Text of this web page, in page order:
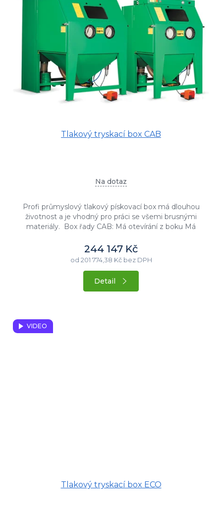
Tlakový tryskací box CAB
Na dotaz
Profi průmyslový tlakový pískovací box má dlouhou
životnost a je vhodný pro práci se všemi brusnými
materiály. Box řady CAB: Má otevírání z boku Má
244 147 Kč
od 201 774,38 Kč bez DPH
Detail
VIDEO
Tlakový tryskací box ECO